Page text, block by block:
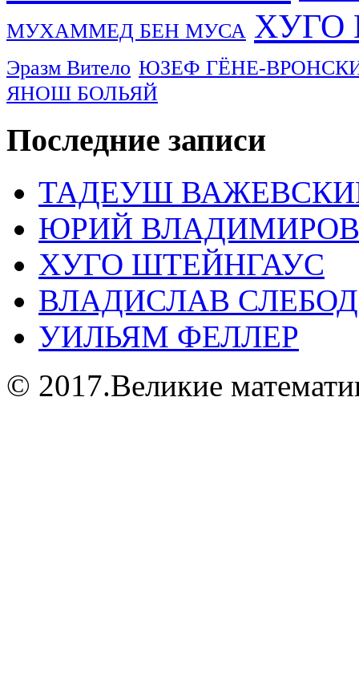
МУХАММЕД БЕН МУСА ХУГО
Эразм Витело ЮЗЕФ ГЁНЕ-
ЯНОШ БОЛЬЯЙ
Последние записи
ТАДЕУШ
ЮРИЙ
ХУГО ШТЕЙНГАУС
ВЛАДИСЛАВ
УИЛЬЯМ ФЕЛЛЕР
© 2017.Великие